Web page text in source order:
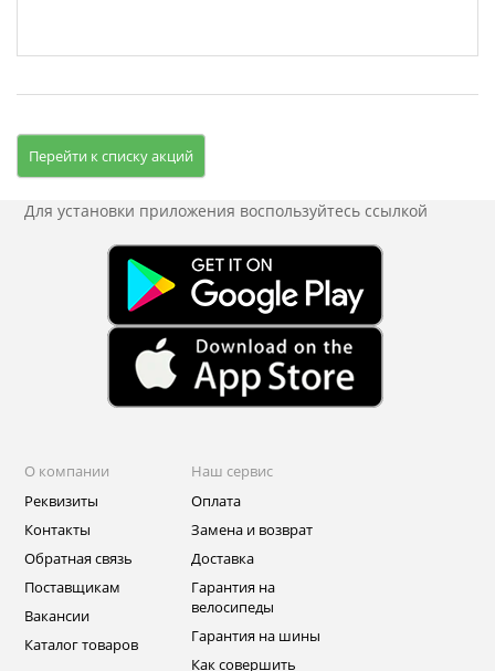
Перейти к списку акций
Для установки приложения воспользуйтесь ссылкой
О компании
Реквизиты
Контакты
Обратная связь
Поставщикам
Вакансии
Каталог товаров
Наш сервис
Оплата
Замена и возврат
Доставка
Гарантия на
велосипеды
Гарантия на шины
Как совершить